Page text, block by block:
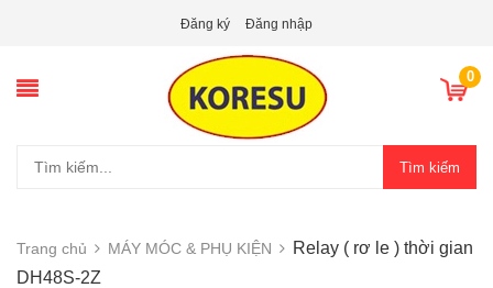
Đăng ký Đăng nhập
0
Tìm kiếm
Trang chủ MÁY MÓC & PHỤ KIỆN
Relay ( rơ le ) thời gian
DH48S-2Z